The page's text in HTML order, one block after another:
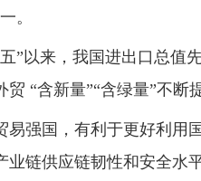
。
”以来，我国进出口总值
贸 “含新量”“含绿量”不断
易强国，有利于更好利用
业链供应链韧性和安全水